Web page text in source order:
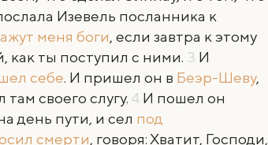
Изевель посланника к
меня боги, если завтра к этому
как ты поступил с ними. 3 И
себе. И пришел он в Беэр-Шеву,
своего слугу. 4 И пошел он
день пути, и сел под
смерти, говоря: Хватит, Господи,